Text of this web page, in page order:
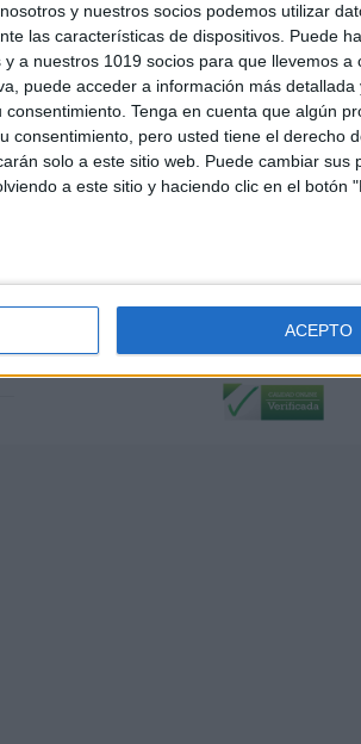
y nuestros socios podemos utilizar
las características de dispositivos. Puede
a nuestros 1019 socios para que llevemos a
puede acceder a información más detallada
Tenga en cuenta que algún
consentimiento, pero usted tiene el derecho
solo a este sitio web. Puede cambiar sus
a este sitio y haciendo clic en el botón
ACEPTO